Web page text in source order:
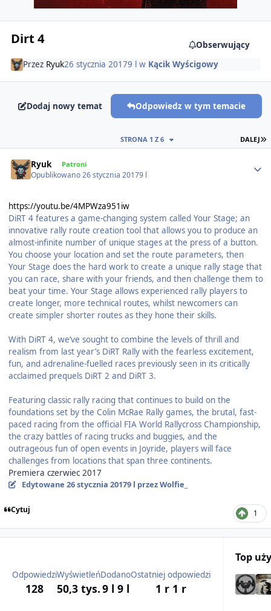
Dirt 4
Obserwujący
Przez Ryuk26 stycznia 20179 l w Kącik Wyścigowy
Dodaj nowy temat Odpowiedz w tym temacie
DALEJ
STRONA 1 Z 6
Ryuk Patroni
Opublikowano26 stycznia 20179 l
https://youtu.be/4MPWza951iw
DiRT 4 features a game-changing system called Your Stage; an
innovative rally route creation tool that allows you to produce an
almost-infinite number of unique stages at the press of a button.
You choose your location and set the route parameters, then
Your Stage does the hard work to create a unique rally stage that
you can race, share with your friends, and then challenge them to
beat your time. Your Stage allows experienced rally players to
create longer, more technical routes, whilst newcomers can
create simpler shorter routes as they hone their skills.
With DiRT 4, we’ve sought to combine the levels of thrill and
realism from last year’s DiRT Rally with the fearless excitement,
fun, and adrenaline-fuelled races previously seen in its critically
acclaimed prequels DiRT 2 and DiRT 3.
Featuring classic rally racing that continues to build on the
foundations set by the Colin McRae Rally games, the brutal, fast-
paced racing from the official FIA World Rallycross Championship,
the crazy battles of racing trucks and buggies, and the
outrageous fun of open events in Joyride, players will face
challenges from locations that span three continents.
Premiera czerwiec 2017
Edytowane 26 stycznia 20179 l przez Wolfie_
Cytuj 1
Odpowiedzi
128
Wyświetleń
50,3 tys.
Dodano
9 l 9 l
Ostatniej odpowiedzi
1 r 1 r
Top